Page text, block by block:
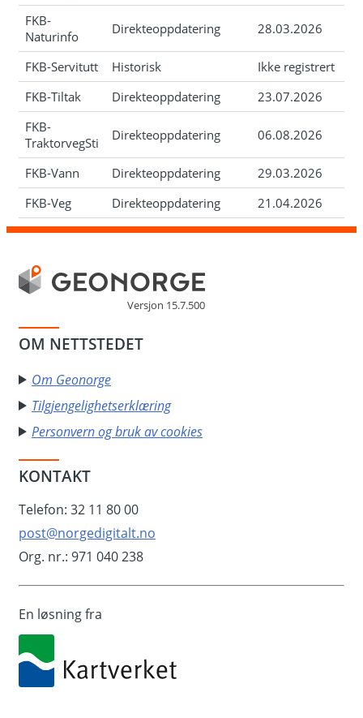
FKB-
Naturinfo
Direkteoppdatering 28.03.2026
FKB-Servitutt Historisk
Ikke registrert
FKB-Tiltak
Direkteoppdatering
23.07.2026
FKB-
TraktorvegSti
Direkteoppdatering 06.08.2026
FKB-Vann Direkteoppdatering
29.03.2026
FKB-Veg
Direkteoppdatering 21.04.2026